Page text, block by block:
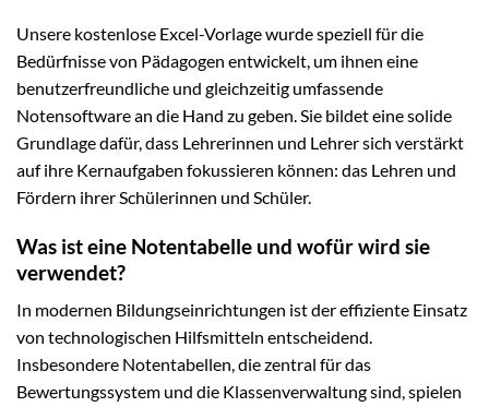
Unsere kostenlose Excel-Vorlage wurde speziell für die
Bedürfnisse von Pädagogen entwickelt, um ihnen eine
benutzerfreundliche und gleichzeitig umfassende
Notensoftware an die Hand zu geben. Sie bildet eine solide
Grundlage dafür, dass Lehrerinnen und Lehrer sich verstärkt
auf ihre Kernaufgaben fokussieren können: das Lehren und
Fördern ihrer Schülerinnen und Schüler.
Was ist eine Notentabelle und wofür wird sie
verwendet?
In modernen Bildungseinrichtungen ist der effiziente Einsatz
von technologischen Hilfsmitteln entscheidend.
Insbesondere Notentabellen, die zentral für das
Bewertungssystem und die Klassenverwaltung sind, spielen